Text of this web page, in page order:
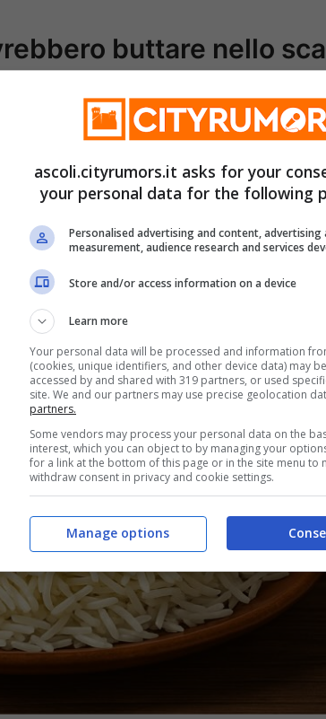
buttare nello
se si continuano a buttare all’interno
niente. Quando si intasa, l’acqua
anche dei cattivi odori: per
comportamenti.
ascoli.cityrumors.it asks for your
your personal data for the following
Personalised advertising and content, advertising
measurement, audience research and services
Store and/or access information on a device
Learn more
Your personal data will be processed and information
(cookies, unique identifiers, and other device data) may
accessed by and shared with 319 partners, or used
site. We and our partners may use precise geolocation
partners.
Some vendors may process your personal data on the
interest, which you can object to by managing your
for a link at the bottom of this page or in the site menu to
withdraw consent in privacy and cookie settings.
Manage options